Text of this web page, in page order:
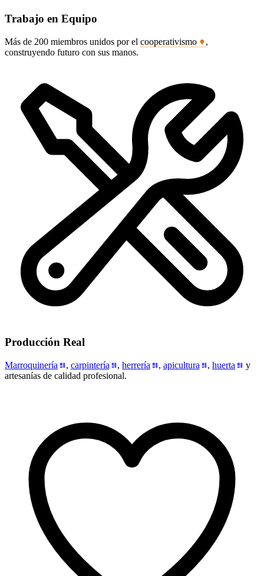
Trabajo en Equipo
Más de 200 miembros unidos por el cooperativismo
,
construyendo futuro con sus manos.
Producción Real
Marroquinería , carpintería ,herrería , apicultura ,huerta
y
artesanías de calidad profesional.